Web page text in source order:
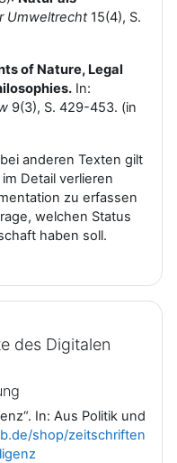
Umweltrecht15(4), S.
of Nature, Legal
In:
9(3), S. 429-453. (in
anderen Texten gilt
Detail verlieren
zu erfassen
welchen Status
haben soll.
des Digitalen
In: Aus Politik und
shop/zeitschriften